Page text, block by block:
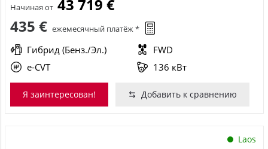
Начиная от 43 719 €
435 € ежемесячный платёж *
Гибрид (Бенз./Эл.)
FWD
e-CVT
136 кВт
Я заинтересован! Добавить к сравнению
Laos